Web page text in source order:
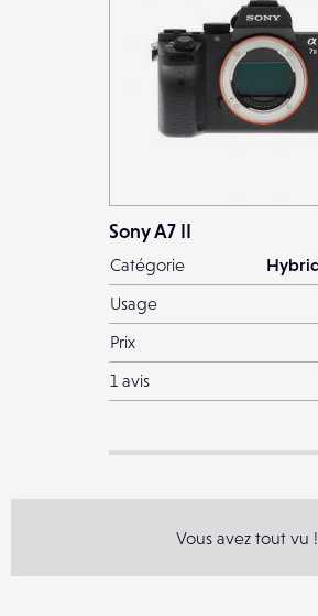
Sony A7 II
Catégorie
Usage
Prix
1 avis
Vous avez tout vu !